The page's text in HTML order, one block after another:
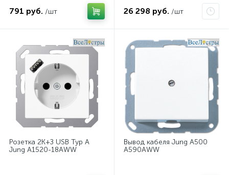
791 руб. /шт 26 298 руб. /шт
Розетка 2K+З USB Typ A
Jung A1520-18AWW
Вывод кабеля Jung A500
A590AWW